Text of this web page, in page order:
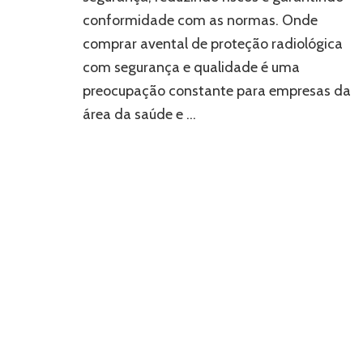
e
evitar
riscos
saúde?
conformidade com as normas. Onde
comprar avental de proteção radiológica
com segurança e qualidade é uma
preocupação constante para empresas da
área da saúde e …